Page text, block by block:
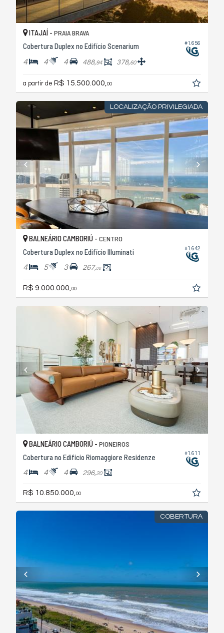
#1.656
ITAJAÍ - PRAIA BRAVA
Cobertura Duplex no Edifício Scenarium
4 4 4 488,94 378,60
a partir de R$ 15.500.000, 00
LOCALIZAÇÃO PRIVILEGIADA
#1.642
BALNEÁRIO CAMBORIÚ - CENTRO
Cobertura Duplex no Edifício Illuminati
4 5 3 267,00
R$ 9.000.000,00
#1.611
BALNEÁRIO CAMBORIÚ - PIONEIROS
Cobertura no Edifício Riomaggiore Residenze
4 4 4 296,20
R$ 10.850.000, 00
COBERTURA